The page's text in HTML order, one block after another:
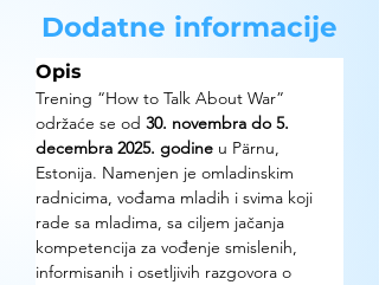
Dodatne informacije
Opis
Trening “How to Talk About War”
održaće se od 30. novembra do 5.
decembra 2025. godine u Pärnu,
Estonija. Namenjen je omladinskim
radnicima, vođama mladih i svima koji
rade sa mladima, sa ciljem jačanja
kompetencija za vođenje smislenih,
informisanih i osetljivih razgovora o